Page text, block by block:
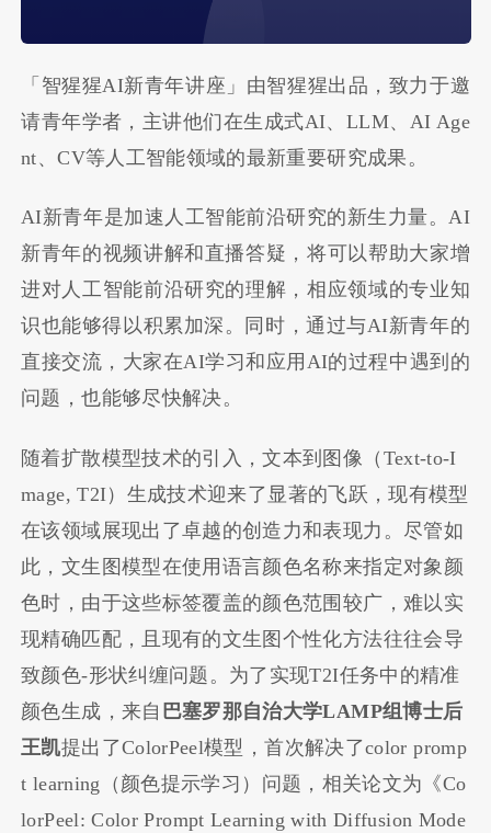
「智猩猩AI新青年讲座」由智猩猩出品，致力于邀
请青年学者，主讲他们在生成式AI、LLM、AI Age
nt、CV等人工智能领域的最新重要研究成果。
AI新青年是加速人工智能前沿研究的新生力量。AI
新青年的视频讲解和直播答疑，将可以帮助大家增
进对人工智能前沿研究的理解，相应领域的专业知
识也能够得以积累加深。同时，通过与AI新青年的
直接交流，大家在AI学习和应用AI的过程中遇到的
问题，也能够尽快解决。
随着扩散模型技术的引入，文本到图像（Text-to-I
mage, T2I）生成技术迎来了显著的飞跃，现有模型
在该领域展现出了卓越的创造力和表现力。尽管如
此，文生图模型在使用语言颜色名称来指定对象颜
色时，由于这些标签覆盖的颜色范围较广，难以实
现精确匹配，且现有的文生图个性化方法往往会导
致颜色-形状纠缠问题。为了实现T2I任务中的精准
颜色生成，来自 巴塞罗那自治大学LAMP组博士后
王凯提出了ColorPeel模型，首次解决了color promp
t learning（颜色提示学习）问题，相关论文为《Co
lorPeel: Color Prompt Learning with Diffusion Mode